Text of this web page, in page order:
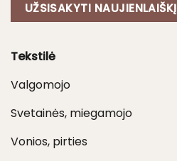
UŽSISAKYTI NAUJIENLAIŠKĮ
Tekstilė
Valgomojo
Svetainės, miegamojo
Vonios, pirties